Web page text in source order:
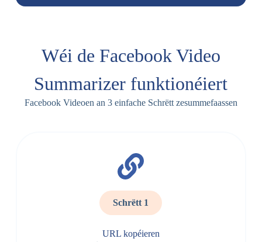
Wéi de Facebook Video
Summarizer funktionéiert
Facebook Videoen an 3 einfache Schrëtt zesummefaassen
Schrëtt 1
URL kopéieren